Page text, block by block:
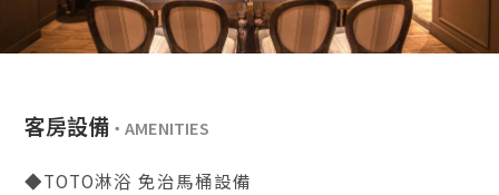
客房設備
◆TOTO淋浴 免治馬桶設備